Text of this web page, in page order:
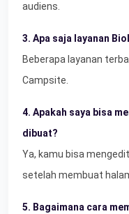
audiens.
3. Apa saja layanan
Beberapa layanan
Campsite.
4. Apakah saya bisa
dibuat?
Ya, kamu bisa
setelah membuat
5. Bagaimana cara